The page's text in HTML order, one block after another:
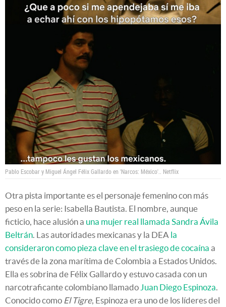
Pablo Escobar y Miguel Ángel Félix Gallardo en 'Narcos: México'.. Netflix
Otra pista importante es el personaje femenino con más
peso en la serie: Isabella Bautista. El nombre, aunque
ficticio, hace alusión a una mujer real llamada Sandra Ávila
Beltrán . Las autoridades mexicanas y la DEA la
consideraron como pieza clave en el trasiego de cocaína a
través de la zona marítima de Colombia a Estados Unidos.
Ella es sobrina de Félix Gallardo y estuvo casada con un
narcotraficante colombiano llamado Juan Diego Espinoza
Conocido como El Tigre, Espinoza era uno de los líderes del